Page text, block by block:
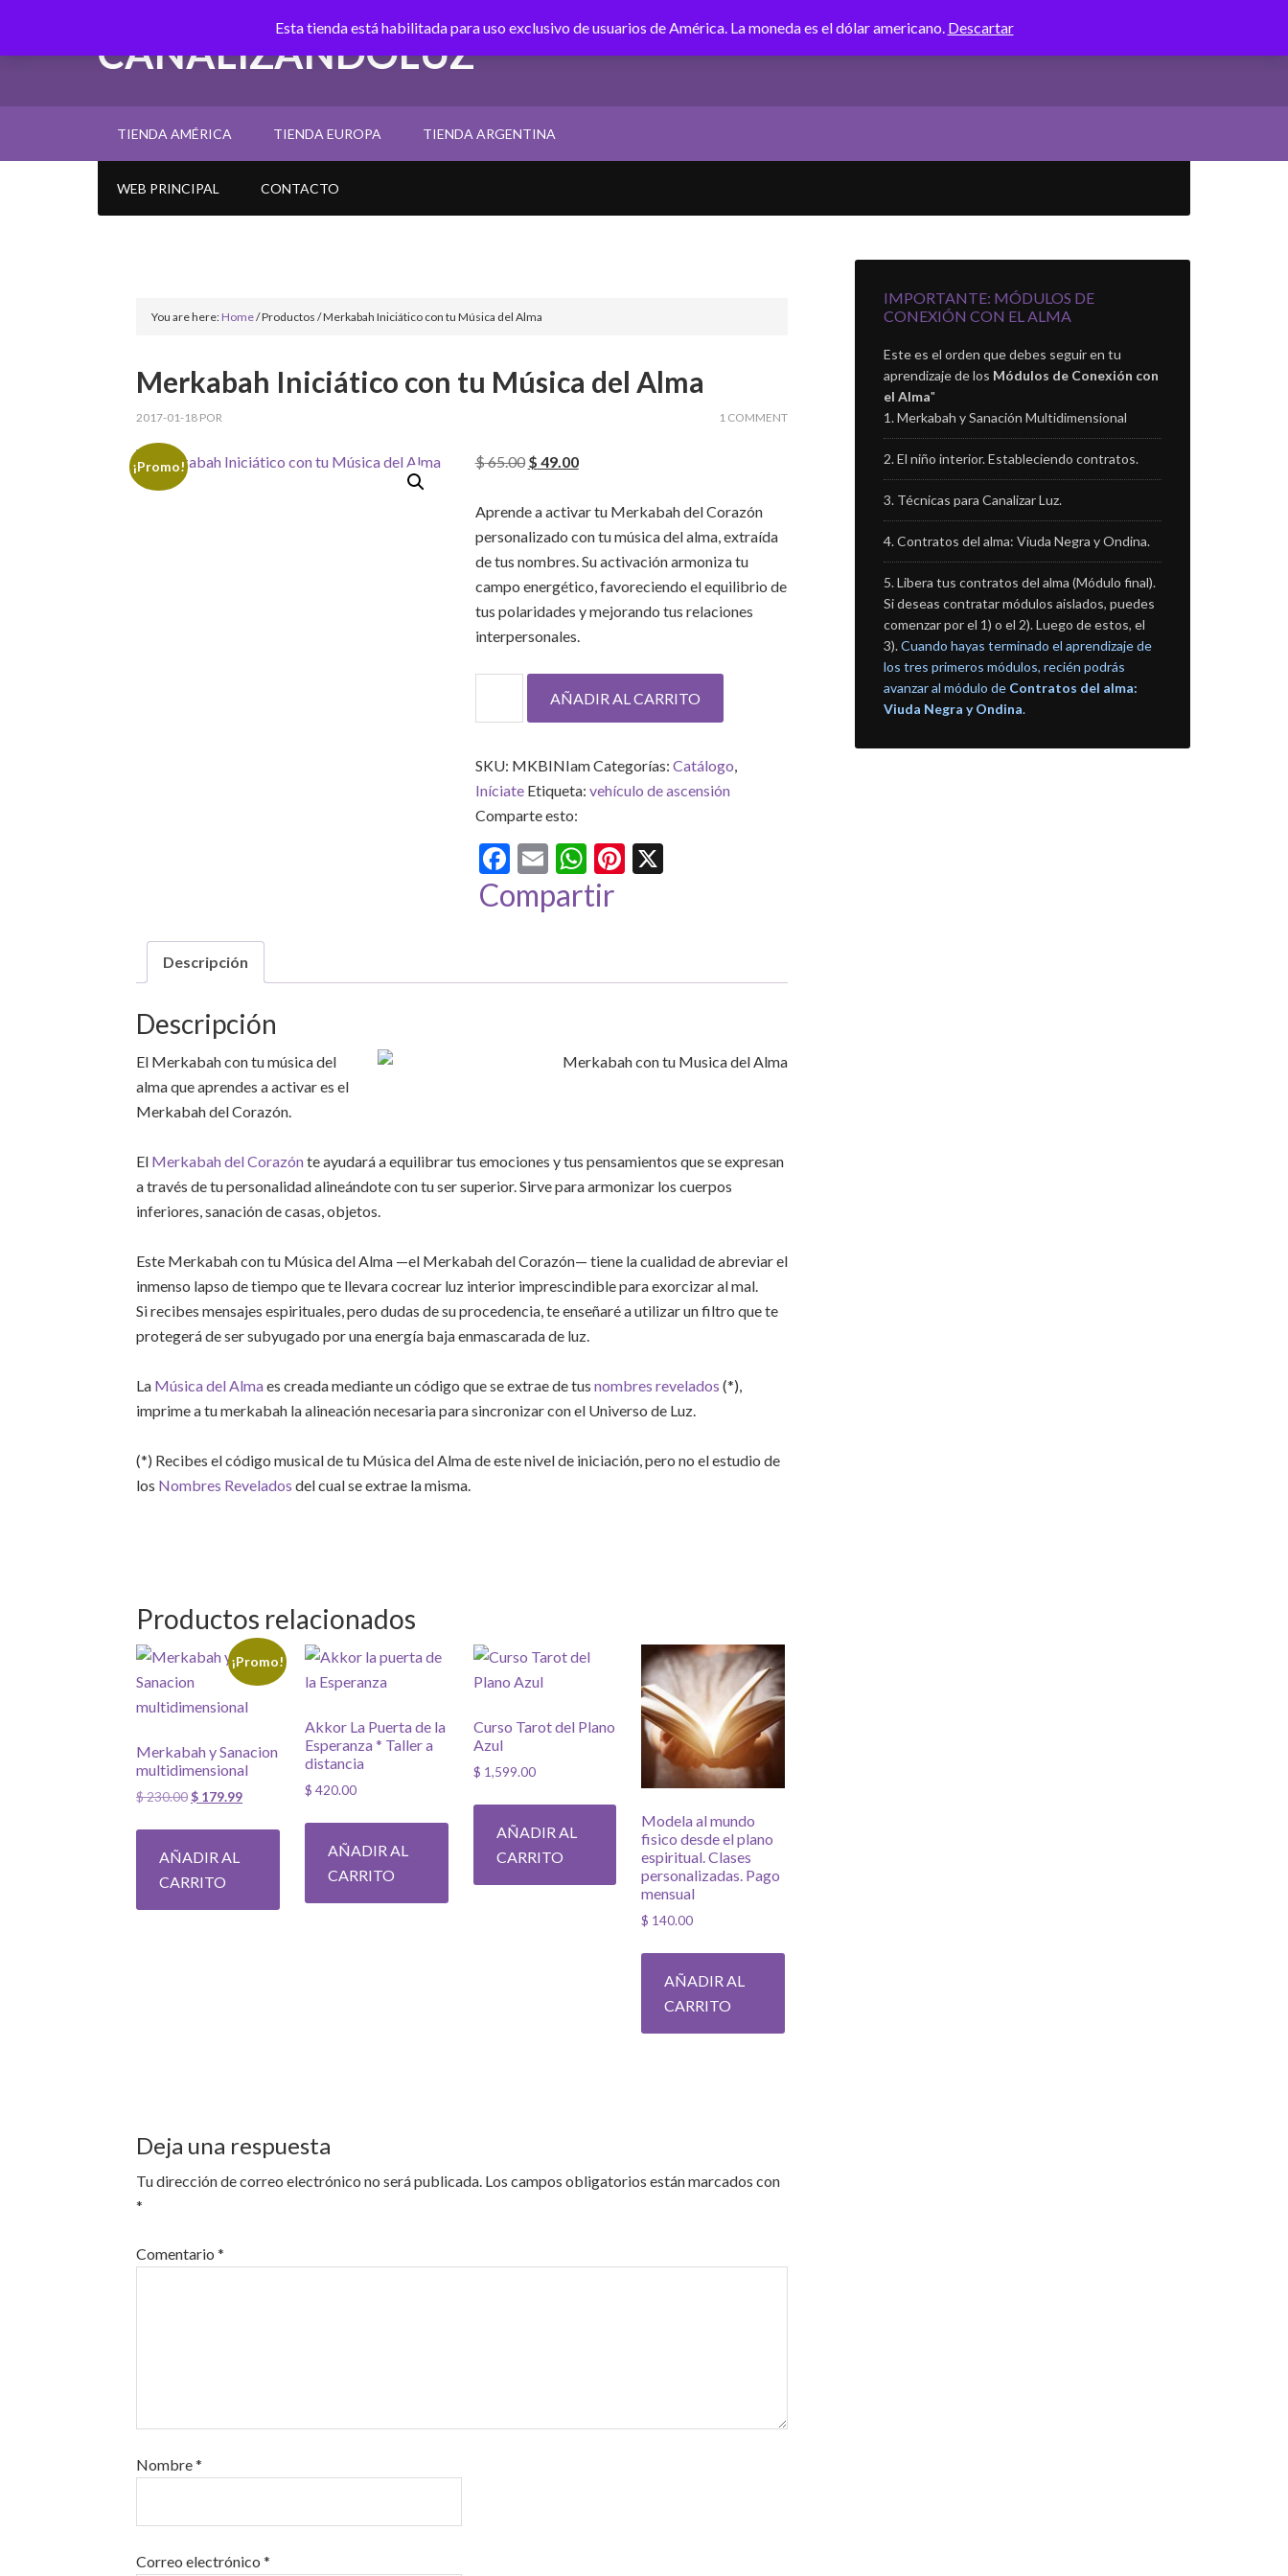
Esta tienda está habilitada para uso exclusivo de usuarios de América. La moneda es el dólar americano. Descartar
CANALIZANDOLUZ
TIENDA AMÉRICA TIENDA EUROPA TIENDA ARGENTINA
WEB PRINCIPAL CONTACTO
You are here:Home/Productos /Merkabah Iniciático con tu Música del Alma
Merkabah Iniciático con tu Música del Alma
2017-01-18 POR 1 COMMENT
¡Promo! $65.00 El
original
era:
$ 65.00.
$ 49.00El
actual
es:
$ 49.00.
Aprende a activar tu Merkabah del Corazón
personalizado con tu música del alma, extraída
de tus nombres. Su activación armoniza tu
campo energético, favoreciendo el equilibrio de
tus polaridades y mejorando tus relaciones
interpersonales.
tu
Música
del
cantidad
AÑADIR AL CARRITO
SKU: MKBINIamCategorías: Catálogo,
Iníciate Etiqueta: vehículo de ascensión
Comparte esto:
Facebook
EmailWhatsApp
Pinterest
X
Compartir
Descripción
Descripción
El Merkabah con tu música del
alma que aprendes a activar es el
Merkabah del Corazón.
El Merkabah del Corazónte ayudará a equilibrar tus emociones y tus pensamientos que se expresan
a través de tu personalidad alineándote con tu ser superior. Sirve para armonizar los cuerpos
inferiores, sanación de casas, objetos.
Este Merkabah con tu Música del Alma —el Merkabah del Corazón— tiene la cualidad de abreviar el
inmenso lapso de tiempo que te llevara cocrear luz interior imprescindible para exorcizar al mal.
Si recibes mensajes espirituales, pero dudas de su procedencia, te enseñaré a utilizar un filtro que te
protegerá de ser subyugado por una energía baja enmascarada de luz.
La Música del Almaes creada mediante un código que se extrae de tus nombres revelados (*),
imprime a tu merkabah la alineación necesaria para sincronizar con el Universo de Luz.
(*) Recibes el código musical de tu Música del Alma de este nivel de iniciación, pero no el estudio de
los Nombres Revelados del cual se extrae la misma.
Productos relacionados
¡Promo!
Merkabah y Sanacion
multidimensional
$230.00 El
era:
$ 230.00.
$ 179.99El
AÑADIR AL
CARRITO
Akkor La Puerta de la
Esperanza * Taller a
distancia
$ 420.00
AÑADIR AL
CARRITO
Curso Tarot del Plano
Azul
$ 1,599.00
AÑADIR AL
CARRITO
Modela al mundo
fisico desde el plano
espiritual. Clases
personalizadas. Pago
mensual
$ 140.00
AÑADIR AL
CARRITO
Deja una respuesta
Tu dirección de correo electrónico no será publicada. Los campos obligatorios están marcados con
*
Comentario *
Nombre*
Correo electrónico *
IMPORTANTE: MÓDULOS DE
CONEXIÓN CON EL ALMA
Este es el orden que debes seguir en tu
aprendizaje de los Módulos de Conexión con
el Alma"
Merkabah y Sanación Multidimensional
El niño interior. Estableciendo contratos.
Técnicas para Canalizar Luz.
Contratos del alma: Viuda Negra y Ondina.
Libera tus contratos del alma (Módulo final).
Si deseas contratar módulos aislados, puedes
comenzar por el 1) o el 2). Luego de estos, el
3).Cuando hayas terminado el aprendizaje de
los tres primeros módulos, recién podrás
avanzar al módulo de Contratos del alma:
Viuda Negra y Ondina.